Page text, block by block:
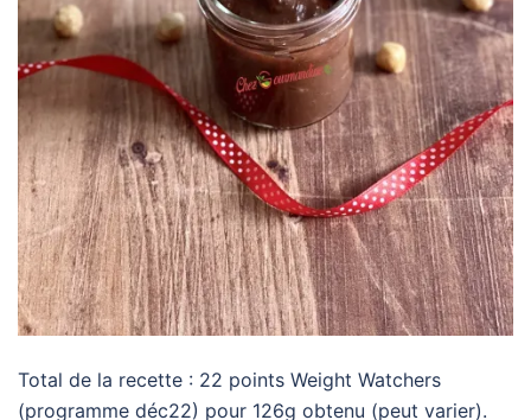
Total de la recette : 22 points Weight Watchers
(programme déc22) pour 126g obtenu (peut varier).